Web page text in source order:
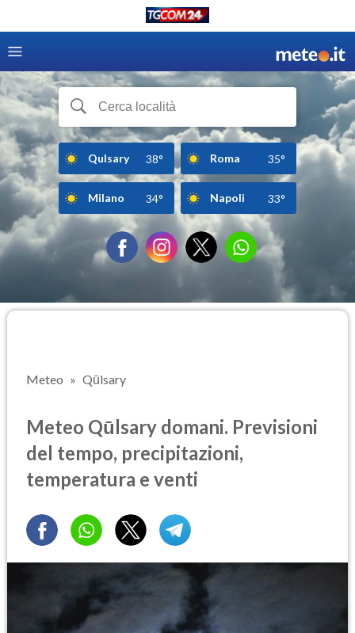
Qulsary 38° Roma 35°
Milano 34° Napoli 33°
Meteo Qūlsary
Meteo Qūlsary domani. Previsioni
del tempo, precipitazioni,
temperatura e venti